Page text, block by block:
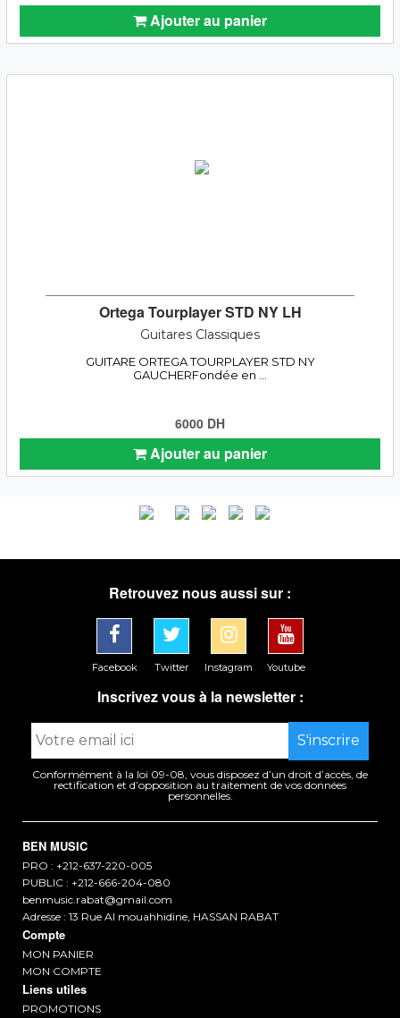
Ajouter au panier
Ortega Tourplayer STD NY LH
Guitares Classiques
GUITARE ORTEGA TOURPLAYER STD NY
GAUCHERFondée en ...
6000 DH
Ajouter au panier
Retrouvez nous aussi sur :
Facebook Twitter Instagram Youtube
Inscrivez vous à la newsletter :
Conformément à la loi 09-08, vous disposez d’un droit d’accès, de
rectification et d’opposition au traitement de vos données
personnelles.
BEN MUSIC
PRO : +212-637-220-005
PUBLIC : +212-666-204-080
benmusic.rabat@gmail.com
Adresse : 13 Rue Al mouahhidine, HASSAN RABAT
Compte
MON PANIER
MON COMPTE
Liens utiles
PROMOTIONS